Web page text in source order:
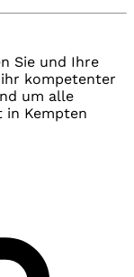
Sie und Ihre
kompetenter
um alle
in Kempten